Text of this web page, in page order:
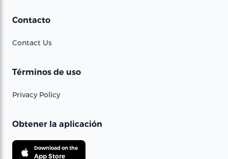
Contacto
Contact Us
Términos de uso
Privacy Policy
Obtener la aplicación
Download on the
App Store